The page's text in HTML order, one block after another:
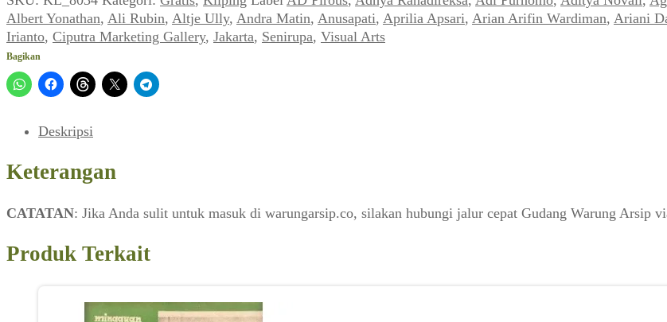
dkk~
Iklan
Pameran
1001
Doors
Traditions
Ciputra
Gallery
Arts,
2011)
Albert Yonathan, Ali Rubin, Altje Ully, Andra Matin, Anusapati, Aprilia Apsari, Arian Arifin Wardiman, Ariani
Irianto, Ciputra Marketing Gallery, Jakarta, Senirupa, Visual Arts
Bagikan
Deskripsi
Keterangan
CATATAN: Jika Anda sulit untuk masuk di warungarsip.co, silakan hubungi jalur cepat Gudang Warung Arsip
Produk Terkait